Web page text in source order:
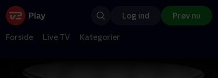
Log ind Prøv nu
Forside Live TV Kategorier